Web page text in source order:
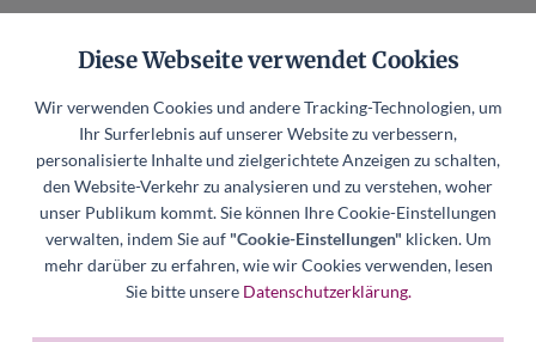
vorheriger Absprache möglich.
Datenschutzerklärung
Datenschutzerklärung Mitgliederverwaltung
Hinweisgeberkanal
Datenschutzerklärung Hinweisgeberkanal
Cookie-Einstellungen
Diese Webseite verwendet Cookies
Wir verwenden Cookies und andere Tracking-Technologien, um
Ihr Surferlebnis auf unserer Website zu verbessern,
personalisierte Inhalte und zielgerichtete Anzeigen zu schalten,
den Website-Verkehr zu analysieren und zu verstehen, woher
unser Publikum kommt. Sie können Ihre Cookie-Einstellungen
verwalten, indem Sie auf "Cookie-Einstellungen" klicken. Um
mehr darüber zu erfahren, wie wir Cookies verwenden, lesen
Sie bitte unsere Datenschutzerklärung.